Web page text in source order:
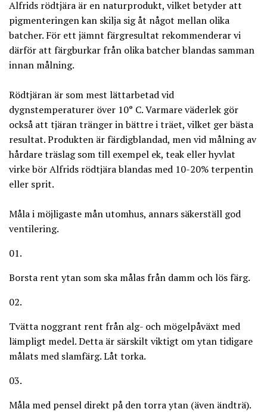
Alfrids rödtjära är en naturprodukt, vilket betyder att
pigmenteringen kan skilja sig åt något mellan olika
batcher. För ett jämnt färgresultat rekommenderar vi
därför att färgburkar från olika batcher blandas samman
innan målning.
Rödtjäran är som mest lättarbetad vid
dygnstemperaturer över 10° C. Varmare väderlek gör
också att tjäran tränger in bättre i träet, vilket ger bästa
resultat. Produkten är färdigblandad, men vid målning av
hårdare träslag som till exempel ek, teak eller hyvlat
virke bör Alfrids rödtjära blandas med 10-20% terpentin
eller sprit.
Måla i möjligaste mån utomhus, annars säkerställ god
ventilering.
01.
Borsta rent ytan som ska målas från damm och lös färg.
02.
Tvätta noggrant rent från alg- och mögelpåväxt med
lämpligt medel. Detta är särskilt viktigt om ytan tidigare
målats med slamfärg. Låt torka.
03.
Måla med pensel direkt på den torra ytan (även ändträ).